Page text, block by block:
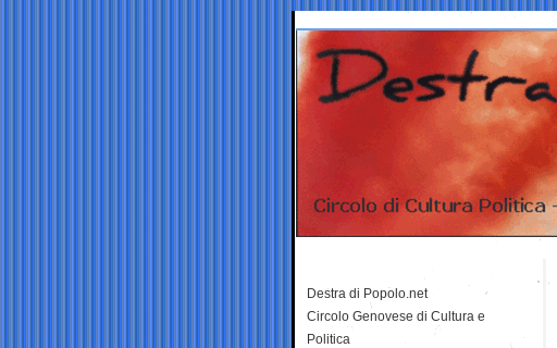
Destra di Popolo.net
Circolo Genovese di Cultura e
Politica